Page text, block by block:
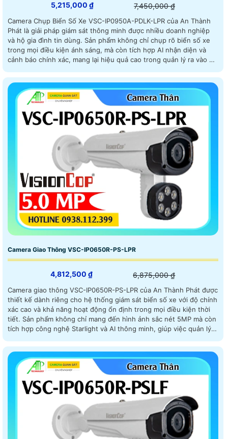
5,215,000 ₫ 7,450,000 ₫
Camera Chụp Biển Số Xe VSC-IP0950A-PDLK-LPR của An Thành
Phát là giải pháp giám sát thông minh được nhiều doanh nghiệp
và hộ gia đình tin dùng. Sản phẩm không chỉ chụp rõ biển số xe
trong mọi điều kiện ánh sáng, mà còn tích hợp AI nhận diện và
cảnh báo chính xác, mang lại hiệu quả cao trong quản lý ra vào và
Camera Giao Thông VSC-IP0650R-PS-LPR
4,812,500 ₫ 6,875,000 ₫
Camera giao thông VSC-IP0650R-PS-LPR của An Thành Phát được
thiết kế dành riêng cho hệ thống giám sát biển số xe với độ chính
xác cao và khả năng hoạt động ổn định trong mọi điều kiện thời
tiết. Sản phẩm không chỉ mang đến hình ảnh sắc nét 5MP mà còn
tích hợp công nghệ Starlight và AI thông minh, giúp việc quản lý